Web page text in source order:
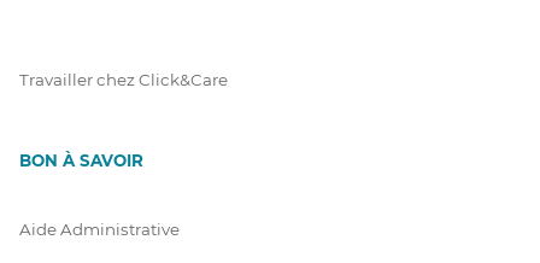
Travailler chez Click&Care
BON À SAVOIR
Aide Administrative